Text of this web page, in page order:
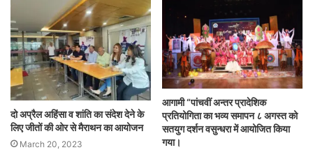
दो अप्रैल अहिंसा व शांति का संदेश देने के
लिए जीतों की ओर से मैराथन का आयोजन
March 20, 2023
आगामी “पांचवीं अन्तर प्रादेशिक
प्रतियोगिता का भव्य समापन ८ अगस्त को
सतयुग दर्शन वसुन्धरा में आयोजित किया
गया।